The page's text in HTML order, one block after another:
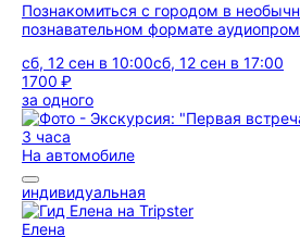
Познакомиться с городом в
познавательном формате
сб, 12 сен в 10:00сб, 12 сен в 17:00
1700 ₽
за одного
3 часа
На автомобиле
индивидуальная
Елена